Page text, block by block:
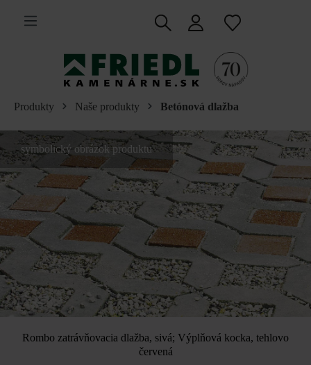
hlavný obsah
Produkty Naše produkty Betónová dlažba
symbolický obrázok produktu
Rombo zatrávňovacia dlažba, sivá; Výplňová kocka, tehlovo
červená